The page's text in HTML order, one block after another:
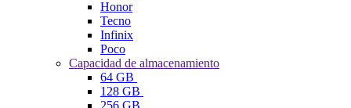
Honor
Tecno
Infinix
Poco
Capacidad de almacenamiento
64 GB
128 GB
256 GB